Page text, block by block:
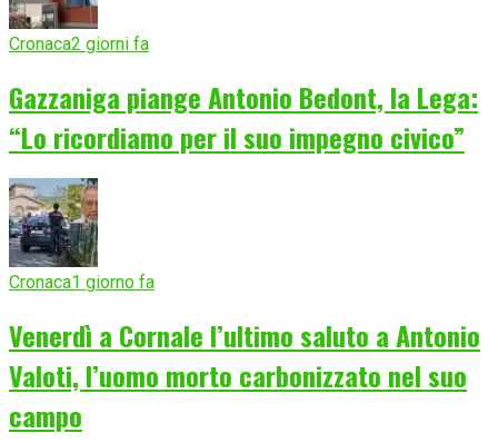
Cronaca2 giorni fa
Gazzaniga piange Antonio Bedont, la Lega:
“Lo ricordiamo per il suo impegno civico”
Cronaca1 giorno fa
Venerdì a Cornale l’ultimo saluto a Antonio
Valoti, l’uomo morto carbonizzato nel suo
campo